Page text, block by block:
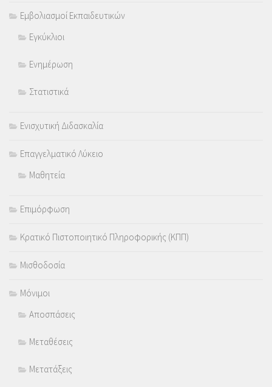
Εμβολιασμοί Εκπαιδευτικών
Εγκύκλιοι
Ενημέρωση
Στατιστικά
Ενισχυτική Διδασκαλία
Επαγγελματικό Λύκειο
Μαθητεία
Επιμόρφωση
Κρατικό Πιστοποιητικό Πληροφορικής (ΚΠΠ)
Μισθοδοσία
Μόνιμοι
Αποσπάσεις
Μεταθέσεις
Μετατάξεις